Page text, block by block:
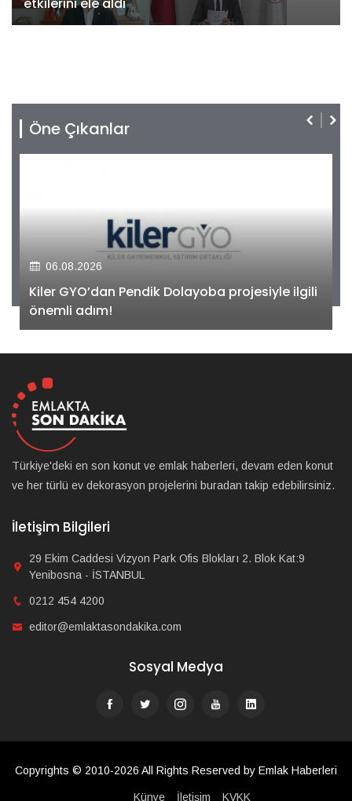
Öne Çıkanlar
06.08.2026
Kiler GYO’dan Pendik Dolayoba projesiyle ilgili
önemli adım!
Türkiye'deki en son konut ve emlak haberleri, devam eden konut
ve her türlü ev dekorasyon projelerini buradan takip edebilirsiniz.
İletişim Bilgileri
29 Ekim Caddesi Vizyon Park Ofis Blokları 2. Blok Kat:9
Yenibosna - İSTANBUL
0212 454 4200
editor@emlaktasondakika.com
Sosyal Medya
Copyrights © 2010-2026 All Rights Reserved by Emlak Haberleri
Künye İletişim KVKK